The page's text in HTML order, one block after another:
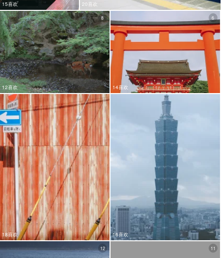
15喜欢 20喜欢
12喜欢
8
14喜欢
6
18喜欢 16喜欢
12 11